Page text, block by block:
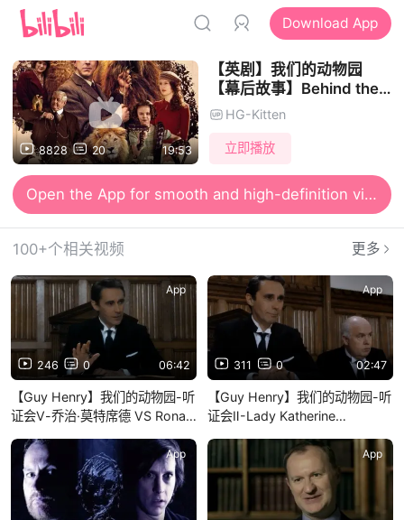
Download App
8828 20 19:53
【英剧】我们的动物园
【幕后故事】Behind the
Scenes on Our Zoo【中
字】2014
HG-Kitten
立即播放
Open the App for smooth and high-definition viewing
100+个相关视频 更多
246 0 06:42
App
【Guy Henry】我们的动物园-听
证会Ⅴ-乔治·莫特席德 VS Ronald
311 0 02:47
App
【Guy Henry】我们的动物园-听
证会Ⅱ-Lady Katherine
App App